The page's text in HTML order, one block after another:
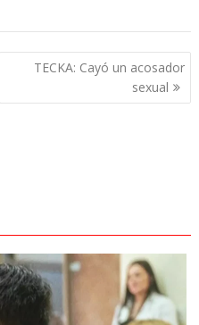
TECKA: Cayó un acosador
sexual